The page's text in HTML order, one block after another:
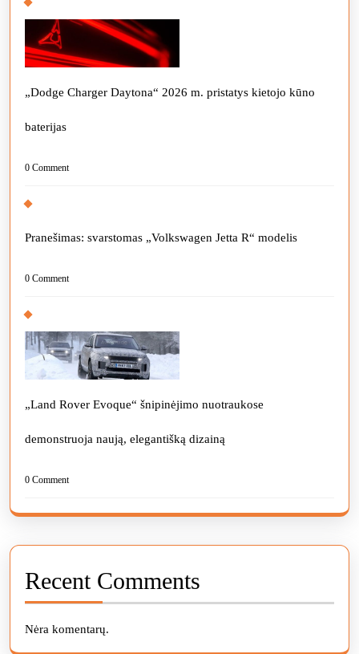
„Dodge Charger Daytona“ 2026 m. pristatys kietojo kūno
baterijas
0 Comment
Pranešimas: svarstomas „Volkswagen Jetta R“ modelis
0 Comment
„Land Rover Evoque“ šnipinėjimo nuotraukose
demonstruoja naują, elegantišką dizainą
0 Comment
Recent Comments
Nėra komentarų.